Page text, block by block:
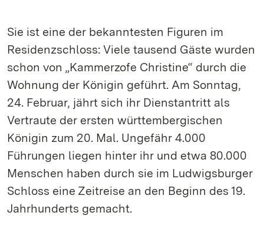
Sie ist eine der bekanntesten Figuren im
Residenzschloss: Viele tausend Gäste wurden
schon von „Kammerzofe Christine“ durch die
Wohnung der Königin geführt. Am Sonntag,
24. Februar, jährt sich ihr Dienstantritt als
Vertraute der ersten württembergischen
Königin zum 20. Mal. Ungefähr 4.000
Führungen liegen hinter ihr und etwa 80.000
Menschen haben durch sie im Ludwigsburger
Schloss eine Zeitreise an den Beginn des 19.
Jahrhunderts gemacht.